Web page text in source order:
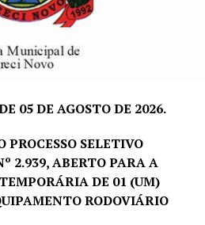
05 DE AGOSTO DE 2026.
PROCESSO SELETIVO
2.939, ABERTO PARA A
DE 01 (UM)
RODOVIÁRIO